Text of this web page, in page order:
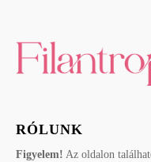
RÓLUNK
Figyelem! Az oldalon